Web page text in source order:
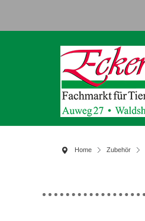
Home Zubehör